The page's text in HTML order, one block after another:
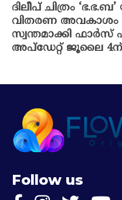
ദിലീപ് ചിത്രം
വിതരണ
സ്വന്തമാക്കി ഫാർസ്
അപ്‌ഡേറ്റ് ജൂലൈ 4ന്
Follow us